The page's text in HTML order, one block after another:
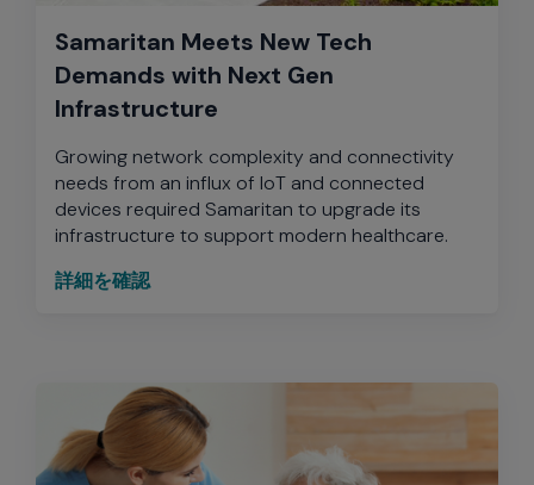
Samaritan Meets New Tech
Demands with Next Gen
Infrastructure
Growing network complexity and connectivity
needs from an influx of IoT and connected
devices required Samaritan to upgrade its
infrastructure to support modern healthcare.
詳細を確認